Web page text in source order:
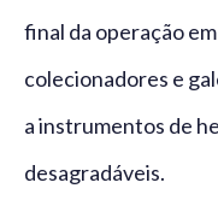
final da operação
colecionadores e
a instrumentos de
desagradáveis.